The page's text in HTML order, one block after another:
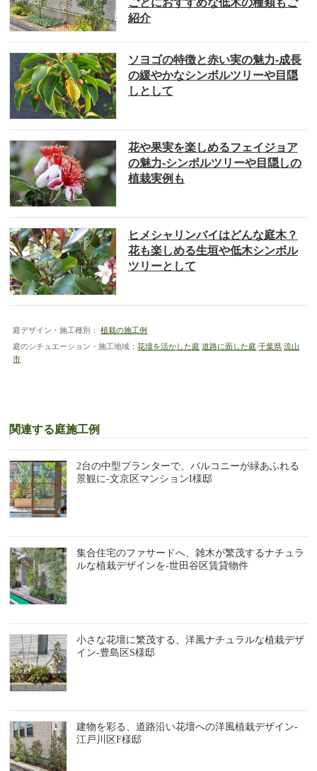
ごとにおすすめな低木の種類もご
紹介
ソヨゴの特徴と赤い実の魅力-成長
の緩やかなシンボルツリーや目隠
しとして
花や果実を楽しめるフェイジョア
の魅力-シンボルツリーや目隠しの
植栽実例も
ヒメシャリンバイはどんな庭木？
花も楽しめる生垣や低木シンボル
ツリーとして
庭デザイン・施工種別：
植栽の施工例
庭のシチュエーション・施工地域：花壇を活かした庭 道路に面した庭 千葉県 流山
市
関連する庭施工例
2台の中型プランターで、バルコニーが緑あふれる
景観に-文京区マンションI様邸
集合住宅のファサードへ、雑木が繁茂するナチュラ
ルな植栽デザインを-世田谷区賃貸物件
小さな花壇に繁茂する、洋風ナチュラルな植栽デザ
イン-豊島区S様邸
建物を彩る、道路沿い花壇への洋風植栽デザイン-
江戸川区F様邸